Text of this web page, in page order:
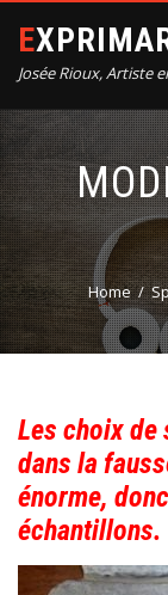
Josée Rioux, Artiste
Home
Les choix de
dans la
énorme,
échantillons.